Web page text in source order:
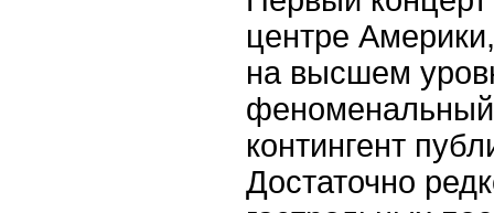
центре
на высшем
контингент
Достаточно